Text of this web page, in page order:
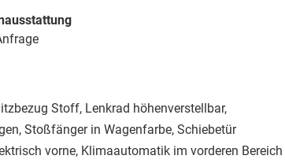
Stoff, Lenkrad höhenverstellbar,
Stoßfänger in Wagenfarbe, Schiebetür
vorne, Klimaautomatik im vorderen Bereich